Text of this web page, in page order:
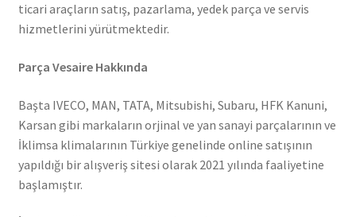
ticari araçların satış, pazarlama, yedek parça ve servis
hizmetlerini yürütmektedir.
Parça Vesaire Hakkında
Başta IVECO, MAN, TATA, Mitsubishi, Subaru, HFK Kanuni,
Karsan gibi markaların orjinal ve yan sanayi parçalarının ve
İklimsa klimalarının Türkiye genelinde online satışının
yapıldığı bir alışveriş sitesi olarak 2021 yılında faaliyetine
başlamıştır.